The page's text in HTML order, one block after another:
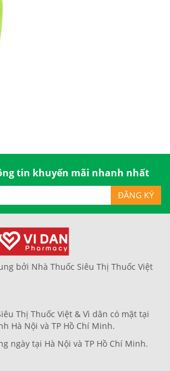
tin khuyến mãi nhanh nhất
bởi Nhà Thuốc Siêu Thị Thuốc Việt
Thị Thuốc Việt & Vì dân có mặt tại
Hà Nội và TP Hồ Chí Minh.
ngày tại Hà Nội và TP Hồ Chí Minh.